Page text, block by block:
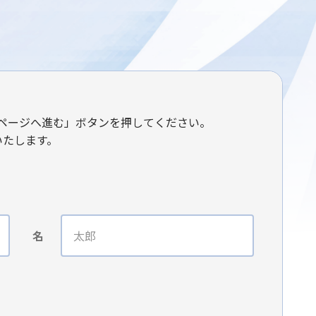
ジへ進む」ボタンを押してください。
します。
名